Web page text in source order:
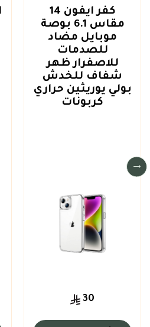
كفر ايفون 14
مقاس 6.1 بوصة
موبايل مضاد
للصدمات
للاصفرار ظهر
شفاف للخدش
بولي يوريثين حراري
كربونات
30